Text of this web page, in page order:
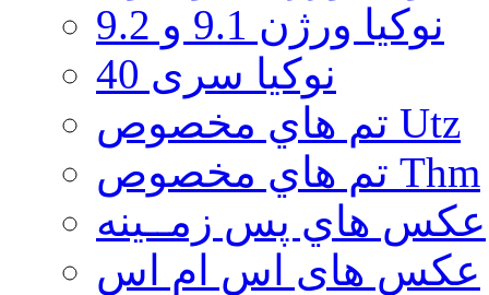
نوكيا ورژن 9.1 و 9.2
نوکیا سری 40
تم هاي مخصوص Utz
تم هاي مخصوص Thm
عكس هاي پس زمــينه
عكس های اس ام اس